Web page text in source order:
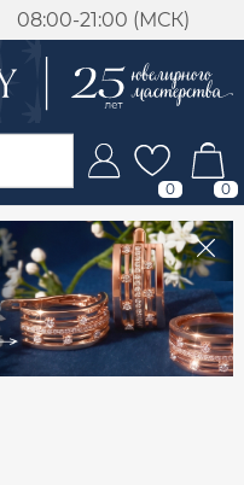
08:00-21:00 (МСК)
0 0